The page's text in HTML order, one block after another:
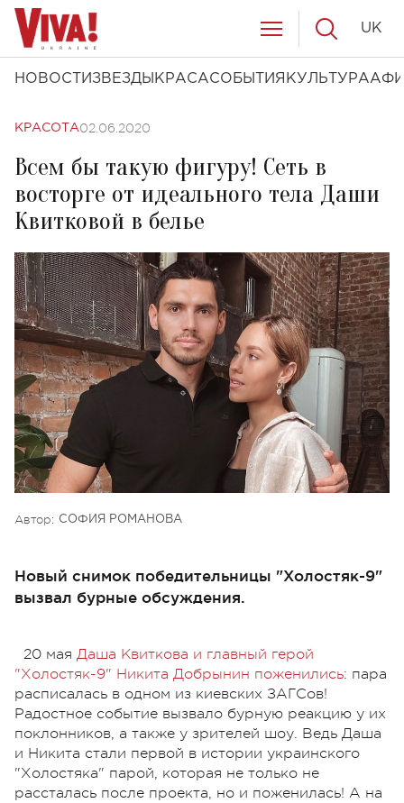
НОВОСТИ ЗВЕЗДЫ КРАСАСОБЫТИЯ КУЛЬТУРА
UK
КРАСОТА02.06.2020
Всем бы такую фигуру! Сеть в
восторге от идеального тела Даши
Квитковой в белье
Автор: СОФИЯ РОМАНОВА
Новый снимок победительницы "Холостяк-9"
вызвал бурные обсуждения.
20 мая Даша Квиткова и главный герой
"Холостяк-9" Никита Добрынин поженились: пара
расписалась в одном из киевских ЗАГСов!
Радостное событие вызвало бурную реакцию у их
поклонников, а также у зрителей шоу. Ведь Даша
и Никита стали первой в истории украинского
"Холостяка" парой, которая не только не
рассталась после проекта, но и поженилась! А на